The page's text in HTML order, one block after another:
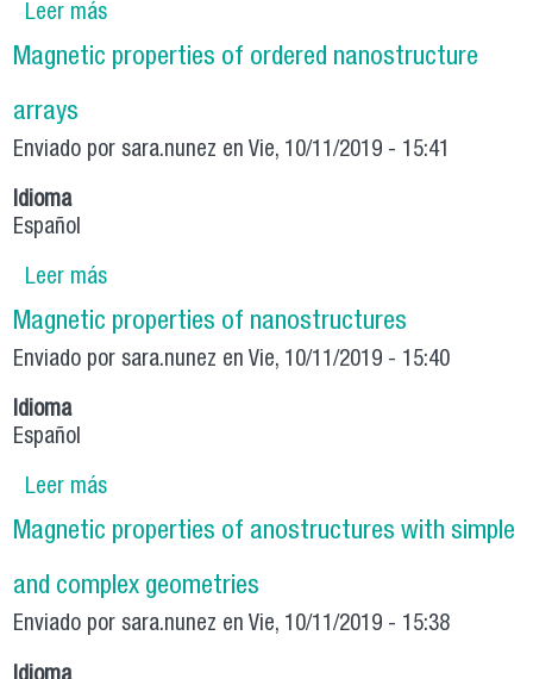
Leer mássobre Acoustic emission and stress state in
mining rocks
Magnetic properties of ordered nanostructure
arrays
Enviado porsara.nunez en Vie, 10/11/2019 - 15:41
Idioma
Español
Leer mássobre Magnetic properties of ordered
nanostructure arrays
Magnetic properties of nanostructures
Enviado porsara.nunez en Vie, 10/11/2019 - 15:40
Idioma
Español
Leer mássobre Magnetic properties of nanostructures
Magnetic properties of anostructures with simple
and complex geometries
Enviado porsara.nunez en Vie, 10/11/2019 - 15:38